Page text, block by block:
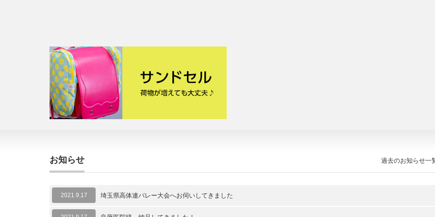
お知らせ
2021.9.17 埼玉県高体連バレー大会へお伺いしてきました
過去のお知らせ一